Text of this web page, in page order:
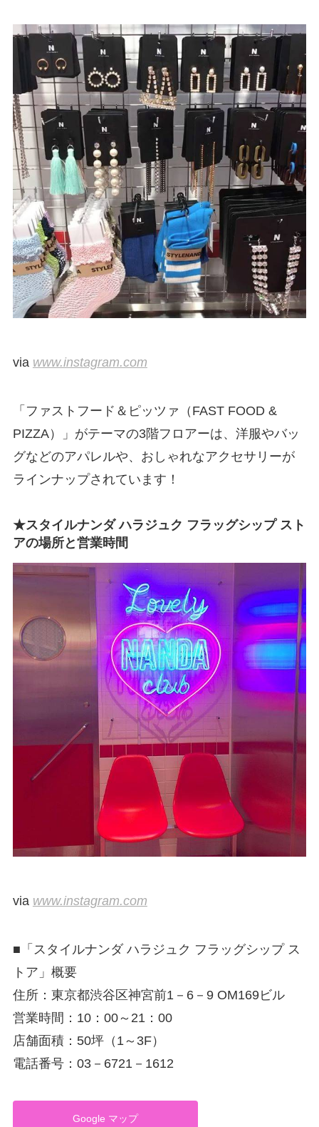
via www.instagram.com
「ファストフード＆ピッツァ（FAST FOOD &
PIZZA）」がテーマの3階フロアーは、洋服やバッ
グなどのアパレルや、おしゃれなアクセサリーが
ラインナップされています！
★スタイルナンダ ハラジュク フラッグシップ スト
アの場所と営業時間
via www.instagram.com
■「スタイルナンダ ハラジュク フラッグシップ ス
トア」概要
住所：東京都渋谷区神宮前1－6－9 OM169ビル
営業時間：10：00～21：00
店舗面積：50坪（1～3F）
電話番号：03－6721－1612
Google マップ